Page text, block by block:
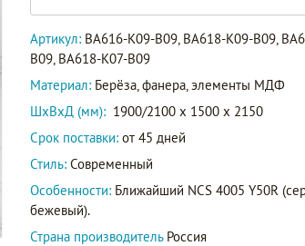
Артикул: BA616-K09-B09, BA618-K09-B09,
B09, BA618-K07-B09
Материал: Берёза, фанера, элементы МДФ
ШxВxД (мм): 1900/2100 x 1500 x 2150
Срок поставки: от 45 дней
Стиль: Современный
Особенности: Ближайший NCS 4005 Y50R
бежевый).
Страна производитель Россия